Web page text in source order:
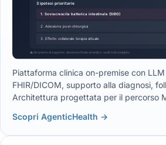
Piattaforma clinica on-premise con
FHIR/DICOM, supporto alla diagnosi,
Architettura progettata per il percorso
Scopri AgenticHealth →